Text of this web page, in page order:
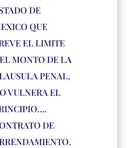
DE
QUE
EL LIMITE
MONTO DE LA
PENAL,
VULNERA EL
DE